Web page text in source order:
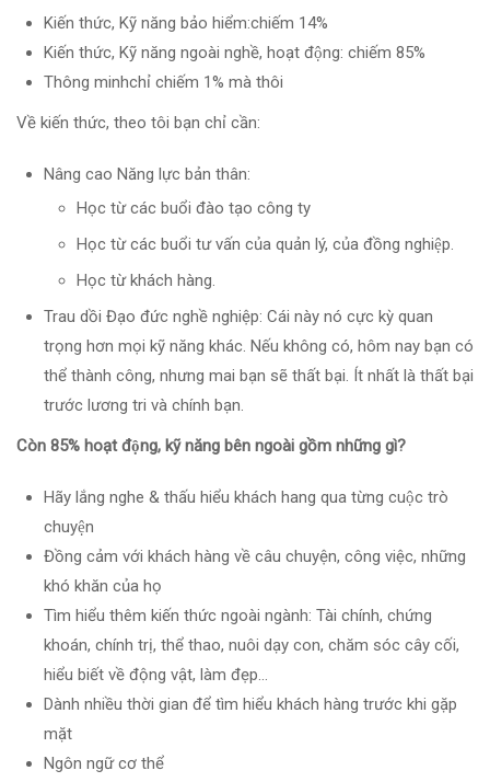
Kiến thức, Kỹ năng bảo hiểm:chiếm 14%
Kiến thức, Kỹ năng ngoài nghề, hoạt động: chiếm 85%
Thông minhchỉ chiếm 1% mà thôi
Về kiến thức, theo tôi bạn chỉ cần:
Nâng cao Năng lực bản thân:
Học từ các buổi đào tạo công ty
Học từ các buổi tư vấn của quản lý, của đồng nghiệp.
Học từ khách hàng.
Trau dồi Đạo đức nghề nghiệp: Cái này nó cực kỳ quan
trọng hơn mọi kỹ năng khác. Nếu không có, hôm nay bạn có
thể thành công, nhưng mai bạn sẽ thất bại. Ít nhất là thất bại
trước lương tri và chính bạn.
Còn 85% hoạt động, kỹ năng bên ngoài gồm những gì?
Hãy lắng nghe & thấu hiểu khách hang qua từng cuộc trò
chuyện
Đồng cảm với khách hàng về câu chuyện, công việc, những
khó khăn của họ
Tìm hiểu thêm kiến thức ngoài ngành: Tài chính, chứng
khoán, chính trị, thể thao, nuôi dạy con, chăm sóc cây cối,
hiểu biết về động vật, làm đẹp…
Dành nhiều thời gian để tìm hiểu khách hàng trước khi gặp
mặt
Ngôn ngữ cơ thể